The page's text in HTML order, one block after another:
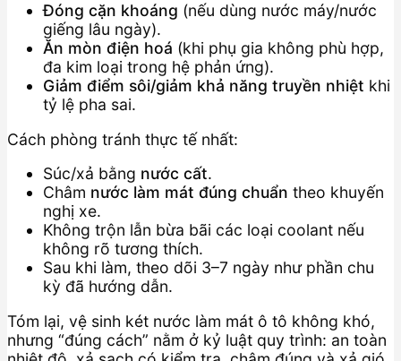
Đóng cặn khoáng (nếu dùng nước máy/nước
giếng lâu ngày).
Ăn mòn điện hoá (khi phụ gia không phù hợp,
đa kim loại trong hệ phản ứng).
Giảm điểm sôi/giảm khả năng truyền nhiệt khi
tỷ lệ pha sai.
Cách phòng tránh thực tế nhất:
Súc/xả bằng nước cất.
Châm nước làm mát đúng chuẩn theo khuyến
nghị xe.
Không trộn lẫn bừa bãi các loại coolant nếu
không rõ tương thích.
Sau khi làm, theo dõi 3–7 ngày như phần chu
kỳ đã hướng dẫn.
Tóm lại, vệ sinh két nước làm mát ô tô không khó,
nhưng “đúng cách” nằm ở kỷ luật quy trình: an toàn